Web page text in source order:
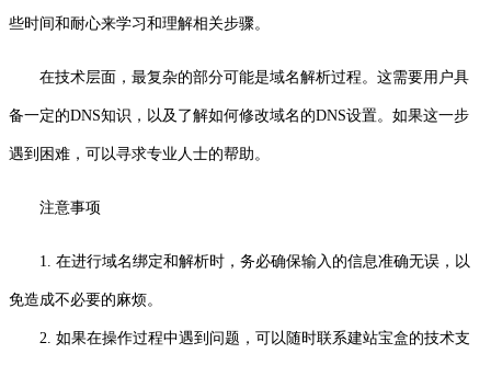
些时间和耐心来学习和理解相关步骤。
在技术层面，最复杂的部分可能是域名解析过程。这需要用户具
备一定的DNS知识，以及了解如何修改域名的DNS设置。如果这一步
遇到困难，可以寻求专业人士的帮助。
注意事项
1. 在进行域名绑定和解析时，务必确保输入的信息准确无误，以
免造成不必要的麻烦。
2. 如果在操作过程中遇到问题，可以随时联系建站宝盒的技术支